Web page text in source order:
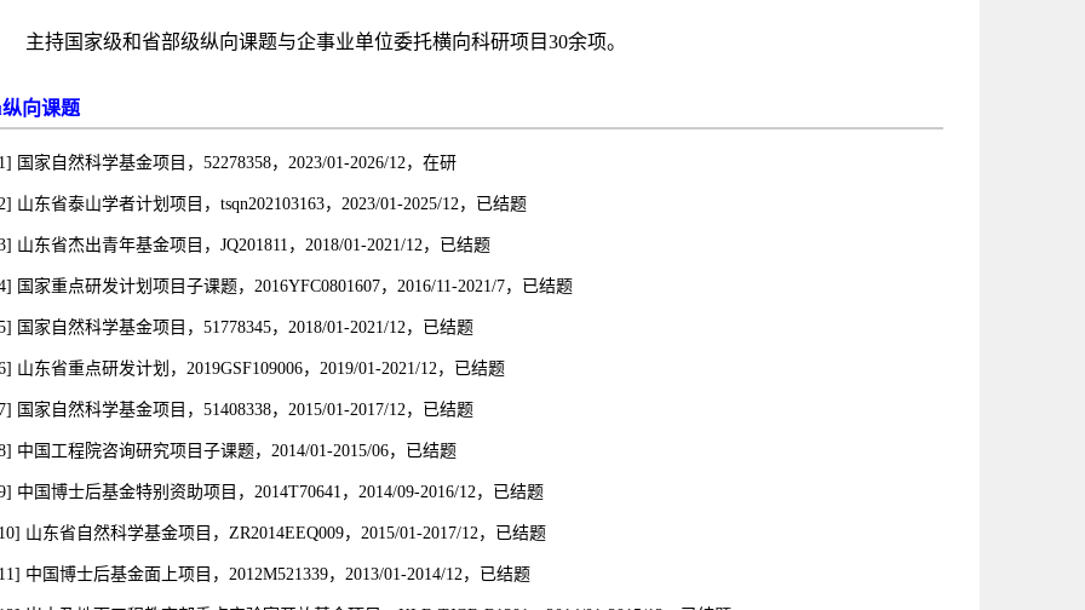
主持国家级和省部级纵向课题与企事业单位委托横向科研项目30余项。
纵向课题
国家自然科学基金项目，52278358，2023/01-2026/12，在研
山东省泰山学者计划项目，tsqn202103163，2023/01-2025/12，已结题
山东省杰出青年基金项目，JQ201811，2018/01-2021/12，已结题
国家重点研发计划项目子课题，2016YFC0801607，2016/11-2021/7，已结题
国家自然科学基金项目，51778345，2018/01-2021/12，已结题
山东省重点研发计划，2019GSF109006，2019/01-2021/12，已结题
国家自然科学基金项目，51408338，2015/01-2017/12，已结题
中国工程院咨询研究项目子课题，2014/01-2015/06，已结题
中国博士后基金特别资助项目，2014T70641，2014/09-2016/12，已结题
山东省自然科学基金项目，ZR2014EEQ009，2015/01-2017/12，已结题
中国博士后基金面上项目，2012M521339，2013/01-2014/12，已结题